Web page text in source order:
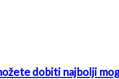
dobiti najbolji